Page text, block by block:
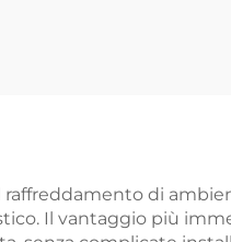
di
Il vantaggio più